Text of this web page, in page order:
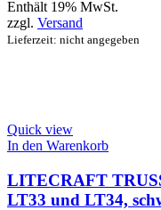
Enthält 19% MwSt.
zzgl. Versand
Lieferzeit: nicht angegeben
Quick view
In den Warenkorb
LITECRAFT
LT33 und LT34,